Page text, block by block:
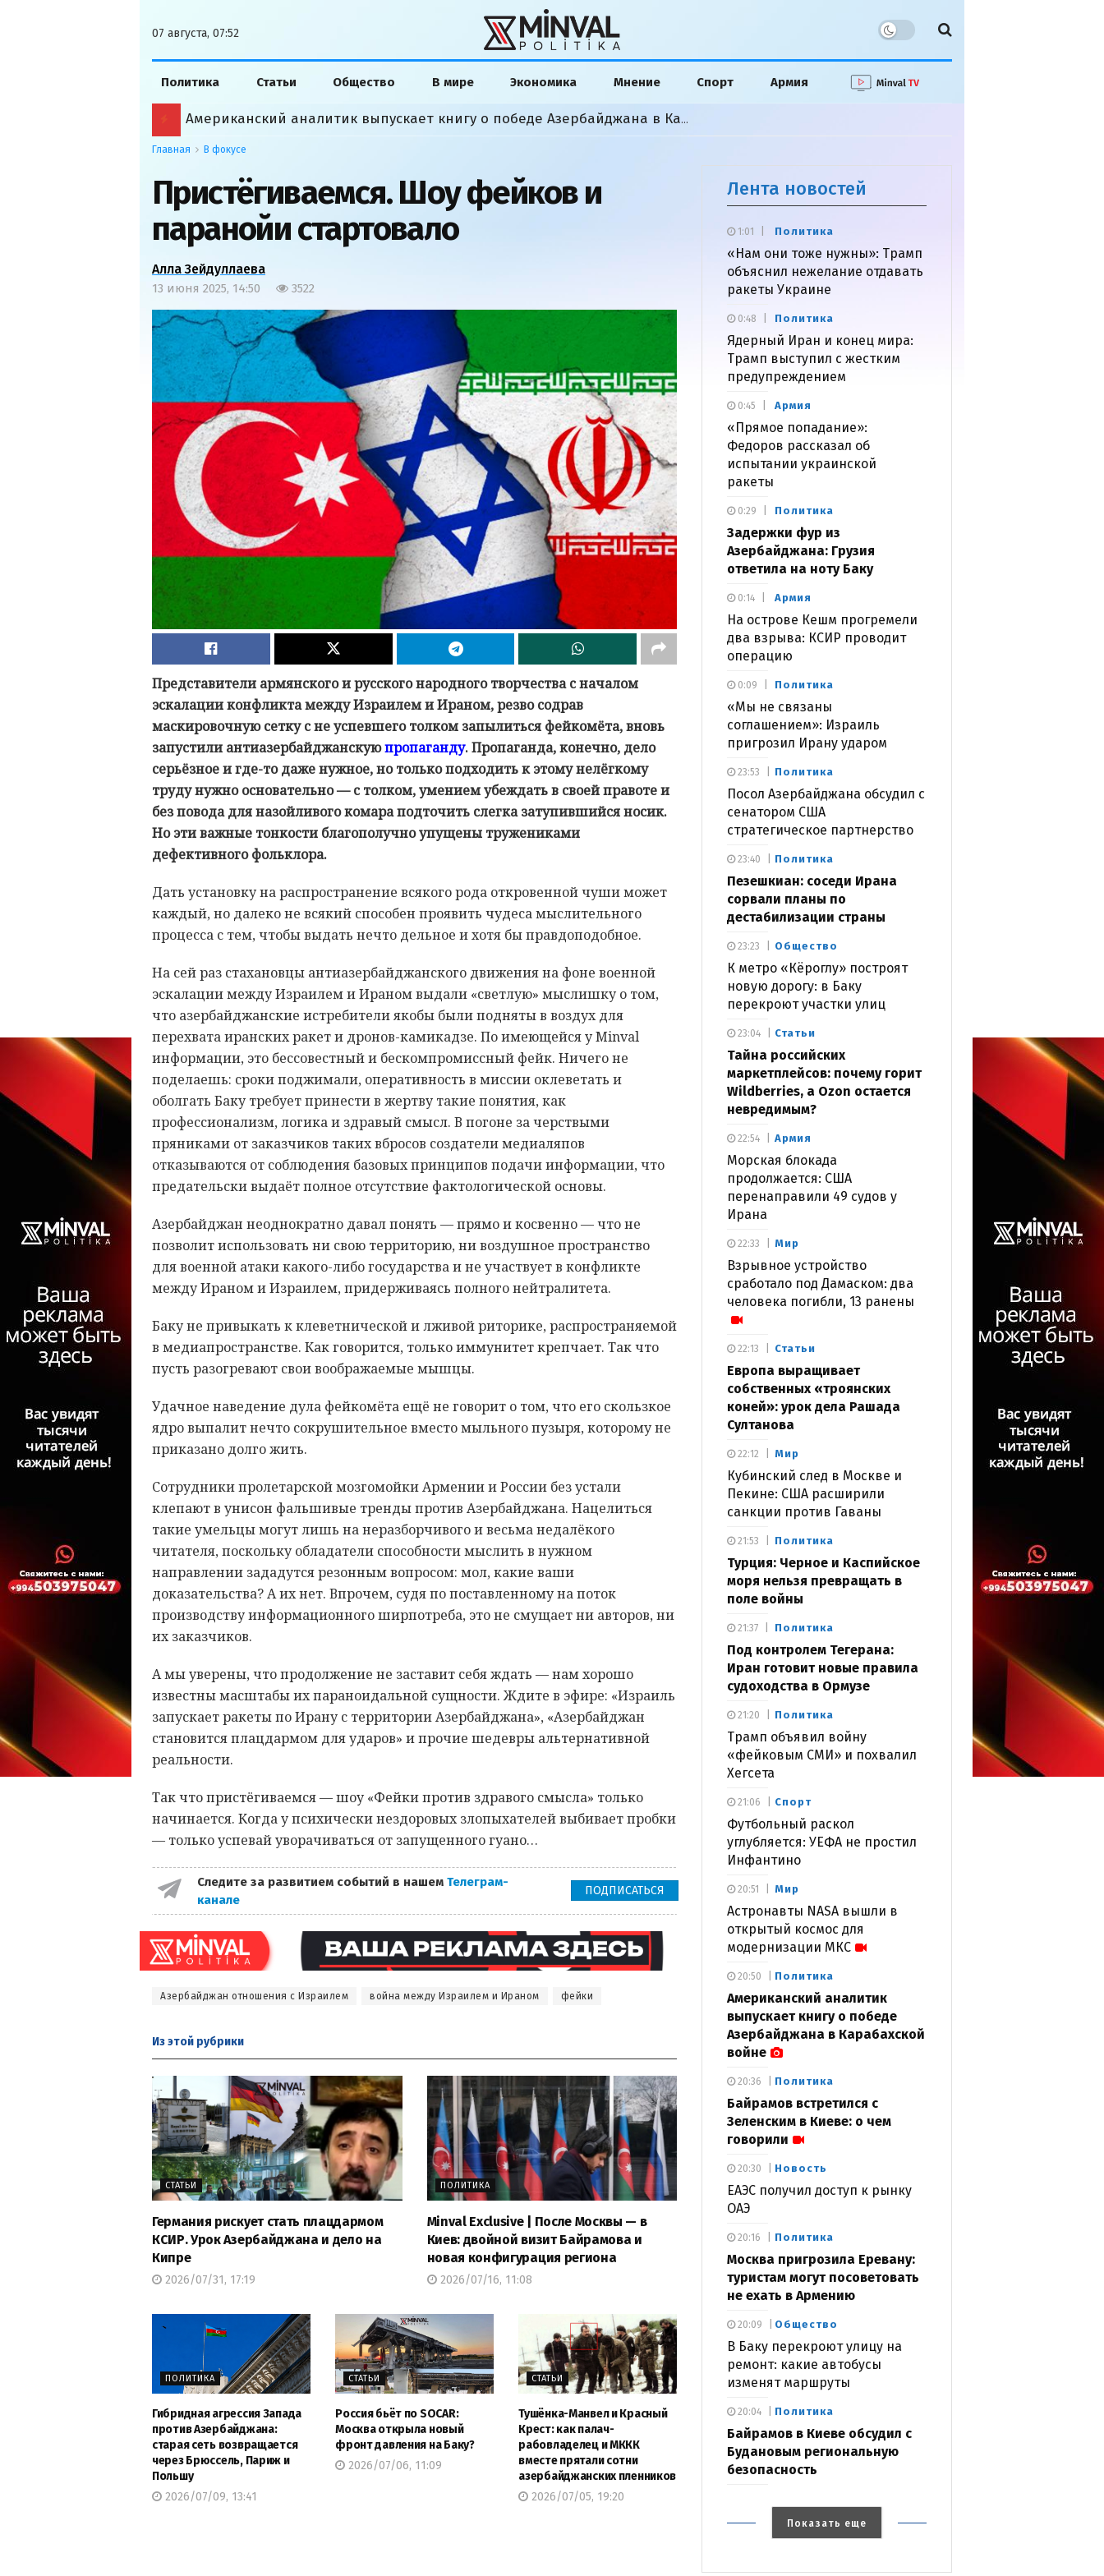
07 августа, 07:52
Политика Статьи Общество В мире Экономика Мнение Спорт Армия
Американский аналитик выпускает книгу о победе Азербайджана в Карабахской войне
Главная В фокусе
Пристёгиваемся. Шоу фейков и
паранойи стартовало
Алла Зейдуллаева
13 июня 2025, 14:50 3522
Представители армянского и русского народного творчества с началом
эскалации конфликта между Израилем и Ираном, резво содрав
маскировочную сетку с не успевшего толком запылиться фейкомёта, вновь
запустили антиазербайджанскуюпропаганду. Пропаганда, конечно, дело
серьёзное и где-то даже нужное, но только подходить к этому нелёгкому
труду нужно основательно — с толком, умением убеждать в своей правоте и
без повода для назойливого комара подточить слегка затупившийся носик.
Но эти важные тонкости благополучно упущены тружениками
дефективного фольклора.
Дать установку на распространение всякого рода откровенной чуши может
каждый, но далеко не всякий способен проявить чудеса мыслительного
процесса с тем, чтобы выдать нечто дельное и хотя бы правдоподобное.
На сей раз стахановцы антиазербайджанского движения на фоне военной
эскалации между Израилем и Ираном выдали «светлую» мыслишку о том,
что азербайджанские истребители якобы были подняты в воздух для
перехвата иранских ракет и дронов-камикадзе. По имеющейся у Minval
информации, это бессовестный и бескомпромиссный фейк. Ничего не
поделаешь: сроки поджимали, оперативность в миссии оклеветать и
оболгать Баку требует принести в жертву такие понятия, как
профессионализм, логика и здравый смысл. В погоне за черствыми
пряниками от заказчиков таких вбросов создатели медиаляпов
отказываются от соблюдения базовых принципов подачи информации, что
предательски выдаёт полное отсутствие фактологической основы.
Азербайджан неоднократно давал понять — прямо и косвенно — что не
позволит использовать ни свою территорию, ни воздушное пространство
для военной атаки какого-либо государства и не участвует в конфликте
между Ираном и Израилем, придерживаясь полного нейтралитета.
Баку не привыкать к клеветнической и лживой риторике, распространяемой
в медиапространстве. Как говорится, только иммунитет крепчает. Так что
пусть разогревают свои воображаемые мышцы.
Удачное наведение дула фейкомёта ещё не говорит о том, что его скользкое
ядро выпалит нечто сокрушительное вместо мыльного пузыря, которому не
приказано долго жить.
Сотрудники пролетарской мозгомойки Армении и России без устали
клепают в унисон фальшивые тренды против Азербайджана. Нацелиться
такие умельцы могут лишь на неразборчивого и весьма недалёкого
читателя, поскольку обладатели способности мыслить в нужном
направлении зададутся резонным вопросом: мол, какие ваши
доказательства? А их нет. Впрочем, судя по поставленному на поток
производству информационного ширпотреба, это не смущает ни авторов, ни
их заказчиков.
А мы уверены, что продолжение не заставит себя ждать — нам хорошо
известны масштабы их параноидальной сущности. Ждите в эфире: «Израиль
запускает ракеты по Ирану с территории Азербайджана», «Азербайджан
становится плацдармом для ударов» и прочие шедевры альтернативной
реальности.
Так что пристёгиваемся — шоу «Фейки против здравого смысла» только
начинается. Когда у психически нездоровых злопыхателей выбивает пробки
— только успевай уворачиваться от запущенного гуано…
Следите за развитием событий в нашем Телеграм-
канале
ПОДПИСАТЬСЯ
Азербайджан отношения с Израилем война между Израилем и Ираном фейки
Из этой рубрики
СТАТЬИ
Германия рискует стать плацдармом
КСИР. Урок Азербайджана и дело на
Кипре
2026/07/31, 17:19
ПОЛИТИКА
Minval Exclusive | После Москвы — в
Киев: двойной визит Байрамова и
новая конфигурация региона
2026/07/16, 11:08
ПОЛИТИКА
Гибридная агрессия Запада
против Азербайджана:
старая сеть возвращается
через Брюссель, Париж и
Польшу
2026/07/09, 13:41
СТАТЬИ
Россия бьёт по SOCAR:
Москва открыла новый
фронт давления на Баку?
2026/07/06, 11:09
СТАТЬИ
Тушёнка-Манвел и Красный
Крест: как палач-
рабовладелец и МККК
вместе прятали сотни
азербайджанских пленников
2026/07/05, 19:20
Лента новостей
Политика
«Нам они тоже нужны»: Трамп
объяснил нежелание отдавать
ракеты Украине
1:01
Политика
Ядерный Иран и конец мира:
Трамп выступил с жестким
предупреждением
0:48
Армия
«Прямое попадание»:
Федоров рассказал об
испытании украинской
ракеты
0:45
Политика
Задержки фур из
Азербайджана: Грузия
ответила на ноту Баку
0:29
Армия
На острове Кешм прогремели
два взрыва: КСИР проводит
операцию
0:14
Политика
«Мы не связаны
соглашением»: Израиль
пригрозил Ирану ударом
0:09
Политика
Посол Азербайджана обсудил с
сенатором США
стратегическое партнерство
23:53
Политика
Пезешкиан: соседи Ирана
сорвали планы по
дестабилизации страны
23:40
Общество
К метро «Кёроглу» построят
новую дорогу: в Баку
перекроют участки улиц
23:23
Статьи
Тайна российских
маркетплейсов: почему горит
Wildberries, а Ozon остается
невредимым?
23:04
Армия
Морская блокада
продолжается: США
перенаправили 49 судов у
Ирана
22:54
Мир
Взрывное устройство
сработало под Дамаском: два
человека погибли, 13 ранены
22:33
Статьи
Европа выращивает
собственных «троянских
коней»: урок дела Рашада
Султанова
22:13
Мир
Кубинский след в Москве и
Пекине: США расширили
санкции против Гаваны
22:12
Политика
Турция: Черное и Каспийское
моря нельзя превращать в
поле войны
21:53
Политика
Под контролем Тегерана:
Иран готовит новые правила
судоходства в Ормузе
21:37
Политика
Трамп объявил войну
«фейковым СМИ» и похвалил
Хегсета
21:20
Спорт
Футбольный раскол
углубляется: УЕФА не простил
Инфантино
21:06
Мир
Астронавты NASA вышли в
открытый космос для
модернизации МКС
20:51
Политика
Американский аналитик
выпускает книгу о победе
Азербайджана в Карабахской
войне
20:50
Политика
Байрамов встретился с
Зеленским в Киеве: о чем
говорили
20:36
Новость
ЕАЭС получил доступ к рынку
ОАЭ
20:30
Политика
Москва пригрозила Еревану:
туристам могут посоветовать
не ехать в Армению
20:16
Общество
В Баку перекроют улицу на
ремонт: какие автобусы
изменят маршруты
20:09
Политика
Байрамов в Киеве обсудил с
Будановым региональную
безопасность
20:04
Показать еще